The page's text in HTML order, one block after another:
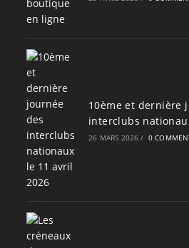
10ème et dernière
interclubs
26 MARS 2026 / 0